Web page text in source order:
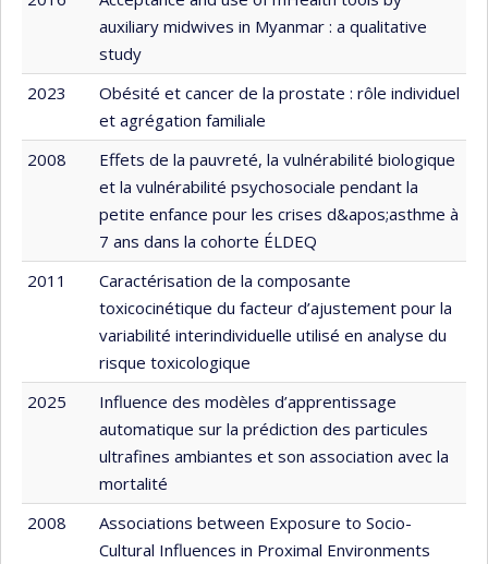
auxiliary midwives in Myanmar : a qualitative
study
2023
Obésité et cancer de la prostate : rôle individuel
et agrégation familiale
2008
Effets de la pauvreté, la vulnérabilité biologique
et la vulnérabilité psychosociale pendant la
petite enfance pour les crises d&apos;asthme à
7 ans dans la cohorte ÉLDEQ
2011
Caractérisation de la composante
toxicocinétique du facteur d’ajustement pour la
variabilité interindividuelle utilisé en analyse du
risque toxicologique
2025
Influence des modèles d’apprentissage
automatique sur la prédiction des particules
ultrafines ambiantes et son association avec la
mortalité
2008
Associations between Exposure to Socio-
Cultural Influences in Proximal Environments